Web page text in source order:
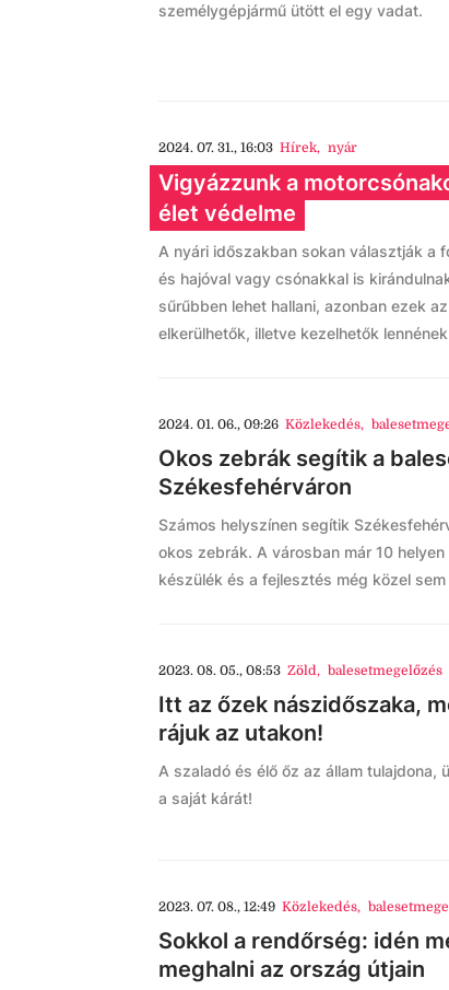
személygépjármű ütött el egy vadat.
2024. 07. 31., 16:03 Hírek, nyár
Vigyázzunk a
élet védelme
A nyári időszakban sokan választják a
és hajóval vagy csónakkal is
sűrűbben lehet hallani, azonban ezek
elkerülhetők, illetve kezelhetők
2024. 01. 06., 09:26 Közlekedés,
Okos zebrák segítik a
Székesfehérváron
Számos helyszínen segítik
okos zebrák. A városban már 10
készülék és a fejlesztés még közel
2023. 08. 05., 08:53 Zöld, balesetmegelőzés
Itt az őzek nászidőszaka,
rájuk az utakon!
A szaladó és élő őz az állam tulajdona,
a saját kárát!
2023. 07. 08., 12:49 Közlekedés,
Sokkol a rendőrség: idén
meghalni az ország útjain